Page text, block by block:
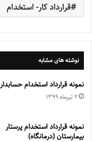
قرارداد کار- استخدام
نوشته های مشابه
نمونه قرارداد استخدام حسابدار
۲ تیر‌ماه ۱۳۹۹
نمونه قرارداد استخدام پرستار
بیمارستان (درمانگاه)